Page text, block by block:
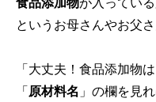
というお母さんやお父さ
「大丈夫！食品添加物
「原材料名 」の欄を見